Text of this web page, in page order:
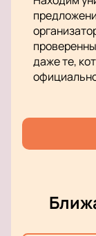
даже те,